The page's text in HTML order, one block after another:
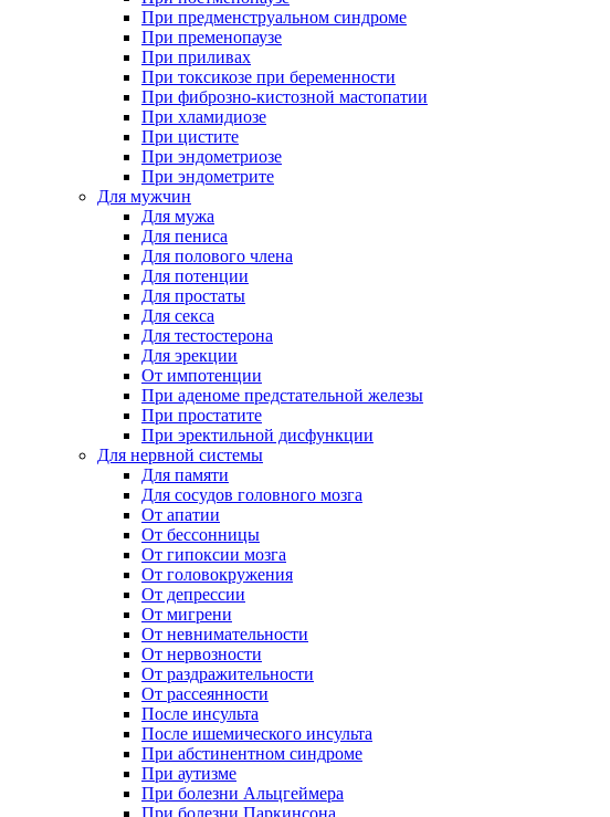
При предменструальном синдроме
При пременопаузе
При приливах
При токсикозе при беременности
При фиброзно-кистозной мастопатии
При хламидиозе
При цистите
При эндометриозе
При эндометрите
Для мужчин
Для мужа
Для пениса
Для полового члена
Для потенции
Для простаты
Для секса
Для тестостерона
Для эрекции
От импотенции
При аденоме предстательной железы
При простатите
При эректильной дисфункции
Для нервной системы
Для памяти
Для сосудов головного мозга
От апатии
От бессонницы
От гипоксии мозга
От головокружения
От депрессии
От мигрени
От невнимательности
От нервозности
От раздражительности
От рассеянности
После инсульта
После ишемического инсульта
При абстинентном синдроме
При аутизме
При болезни Альцгеймера
При болезни Паркинсона